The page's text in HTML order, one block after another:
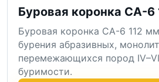
Буровая коронка СА-6
Буровая коронка СА-6 112
бурения абразивных,
перемежающихся пород
буримости.